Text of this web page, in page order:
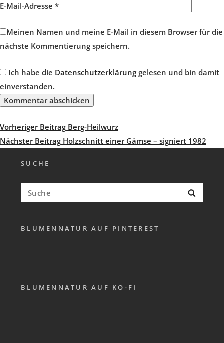
E-Mail-Adresse *
Meinen Namen und meine E-Mail in diesem Browser für die
nächste Kommentierung speichern.
Ich habe die Datenschutzerklärung gelesen und bin damit
einverstanden.
Beitragsnavigation
Vorheriger
Beitrag
Vorheriger Beitrag Berg-Heilwurz
Nächster
Nächster Beitrag Holzschnitt einer Gämse – signiert 1982
SUCHE
Suchen
nach:
BLUMENNATUR AUF PINTEREST
BLUMENNATUR AUF KO-FI